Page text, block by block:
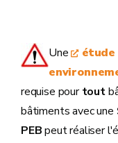
Une
requise pourtout
bâtiments avec une
PEBpeut réaliser